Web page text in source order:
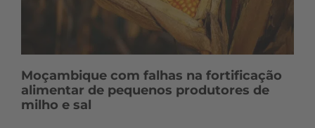
Moçambique com falhas na fortificação
alimentar de pequenos produtores de
milho e sal